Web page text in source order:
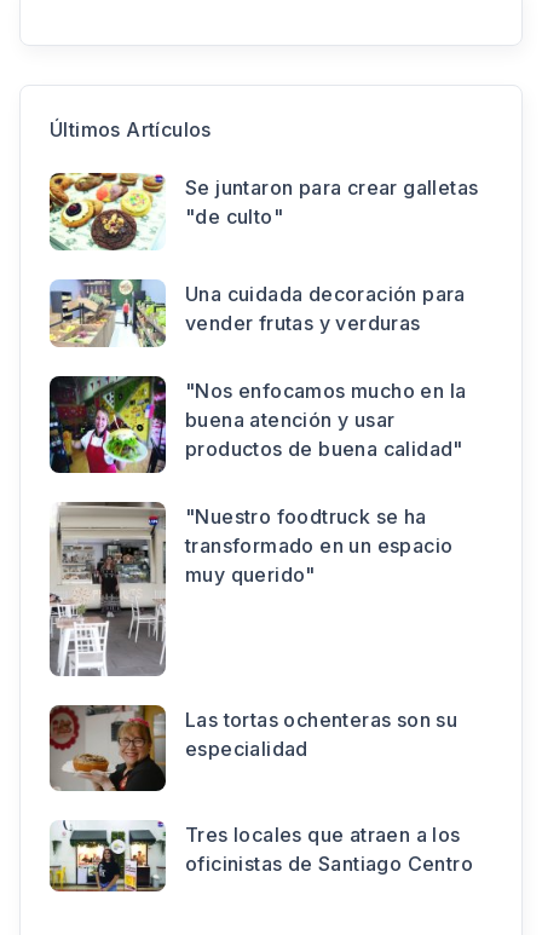
Últimos Artículos
Se juntaron para crear galletas
"de culto"
Una cuidada decoración para
vender frutas y verduras
"Nos enfocamos mucho en la
buena atención y usar
productos de buena calidad"
"Nuestro foodtruck se ha
transformado en un espacio
muy querido"
Las tortas ochenteras son su
especialidad
Tres locales que atraen a los
oficinistas de Santiago Centro